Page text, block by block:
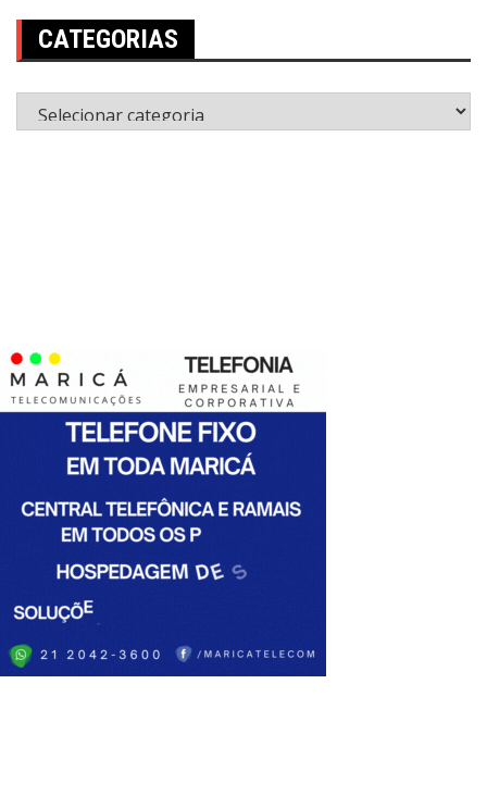
CATEGORIAS
Categorias